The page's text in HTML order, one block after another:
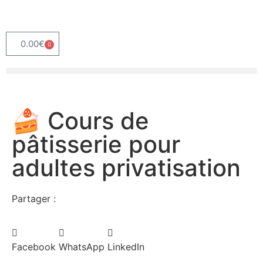
0.00€ 0
🍰 Cours de
pâtisserie pour
adultes privatisation
Partager :
Facebook WhatsApp LinkedIn